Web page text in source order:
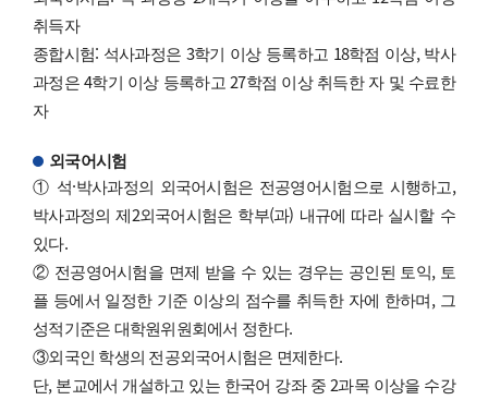
취득자
종합시험: 석사과정은 3학기 이상 등록하고 18학점 이상, 박사
과정은 4학기 이상 등록하고 27학점 이상 취득한 자 및 수료한
자
외국어시험
① 석·박사과정의 외국어시험은 전공영어시험으로 시행하고,
박사과정의 제2외국어시험은 학부(과) 내규에 따라 실시할 수
있다.
② 전공영어시험을 면제 받을 수 있는 경우는 공인된 토익, 토
플 등에서 일정한 기준 이상의 점수를 취득한 자에 한하며, 그
성적기준은 대학원위원회에서 정한다.
③외국인 학생의 전공외국어시험은 면제한다.
단, 본교에서 개설하고 있는 한국어 강좌 중 2과목 이상을 수강